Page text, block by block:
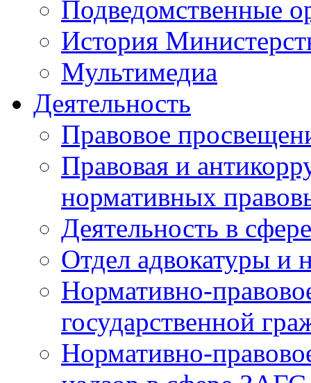
Подведомственные
История
Мультимедиа
Деятельность
Правовое
Правовая и
нормативных
Деятельность в
Отдел адвокатуры и
Нормативно-
государственной
Нормативно-